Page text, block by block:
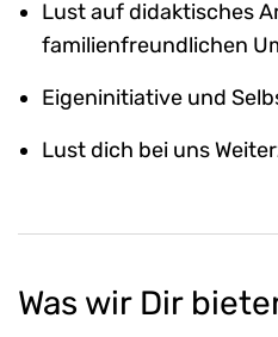
Lust auf didaktisches
familienfreundlichen
Eigeninitiative und
Lust dich bei uns
Was wir Dir